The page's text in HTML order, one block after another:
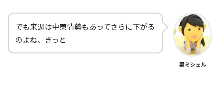
でも来週は中東情勢もあってさらに下がる
のよね、きっと
妻ミシェル